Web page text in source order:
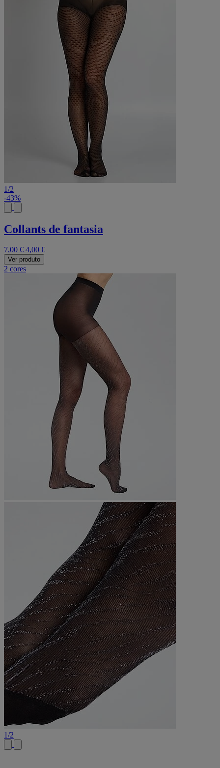
1/2
-43%
Collants de fantasia
7,00 € 4,00 €
Ver produto
2 cores
1/2